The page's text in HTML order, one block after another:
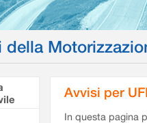
della
Avvisi per
In questa pagina